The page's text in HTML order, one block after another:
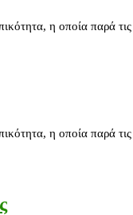
η οποία παρά
η οποία παρά